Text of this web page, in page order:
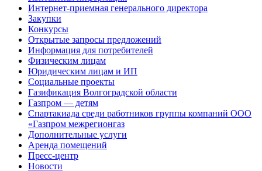
Интернет-приемная генерального директора
Закупки
Конкурсы
Открытые запросы предложений
Информация для потребителей
Физическим лицам
Юридическим лицам и ИП
Социальные проекты
Газификация Волгоградской области
Газпром — детям
Спартакиада среди работников группы компаний ООО
«Газпром межрегионгаз
Дополнительные услуги
Аренда помещений
Пресс-центр
Новости